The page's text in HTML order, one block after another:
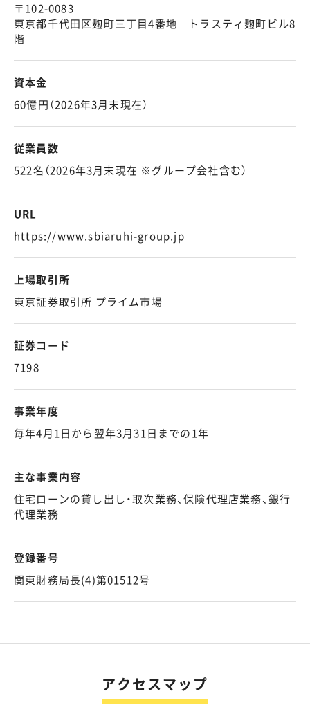
〒102-0083
東京都千代田区麹町三丁目4番地 トラスティ麹町ビル8
階
資本金
60億円（2026年3月末現在）
従業員数
522名（2026年3月末現在 ※グループ会社含む）
URL
https://www.sbiaruhi-group.jp
上場取引所
東京証券取引所 プライム市場
証券コード
7198
事業年度
毎年4月1日から翌年3月31日までの1年
主な事業内容
住宅ローンの貸し出し・取次業務、保険代理店業務、銀行
代理業務
登録番号
関東財務局長(4)第01512号
アクセスマップ